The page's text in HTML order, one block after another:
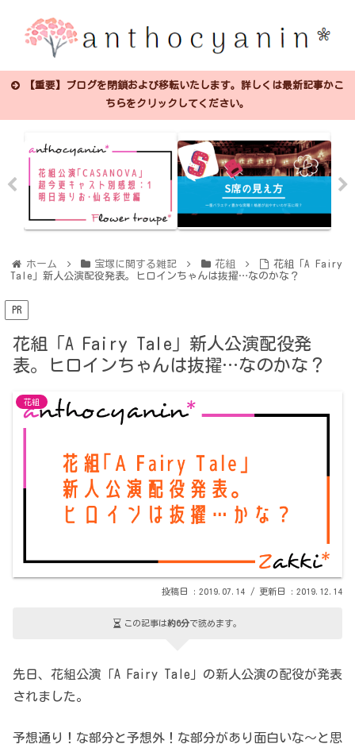
【重要】ブログを閉鎖および移転いたします。詳しくは最新記事かこ
ちらをクリックしてください。
ホーム 宝塚に関する雑記 花組
花組「A Fairy
Tale」新人公演配役発表。ヒロインちゃんは抜擢…なのかな？
PR
花組「A Fairy Tale」新人公演配役発
表。ヒロインちゃんは抜擢…なのかな？
花組
2019.07.14 2019.12.14
この記事は約6分で読めます。
先日、花組公演「A Fairy Tale」の新人公演の配役が発表
されました。
予想通り！な部分と予想外！な部分があり面白いな～と思